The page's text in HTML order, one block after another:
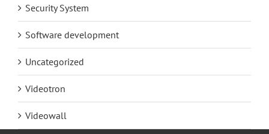
Security System
Software development
Uncategorized
Videotron
Videowall